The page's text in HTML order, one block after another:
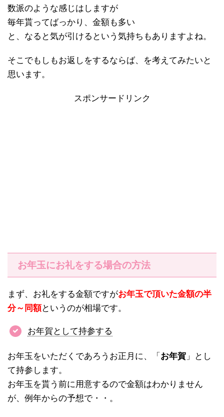
数派のような感じはしますが
毎年貰ってばっかり、金額も多い
と、なると気が引けるという気持ちもありますよね。
そこでもしもお返しをするならば、を考えてみたいと
思います。
スポンサードリンク
お年玉にお礼をする場合の方法
まず、お礼をする金額ですがお年玉で頂いた金額の半
分～同額というのが相場です。
お年賀として持参する
お年玉をいただくであろうお正月に、「 お年賀 」とし
て持参します。
お年玉を貰う前に用意するので金額はわかりません
が、例年からの予想で・・。